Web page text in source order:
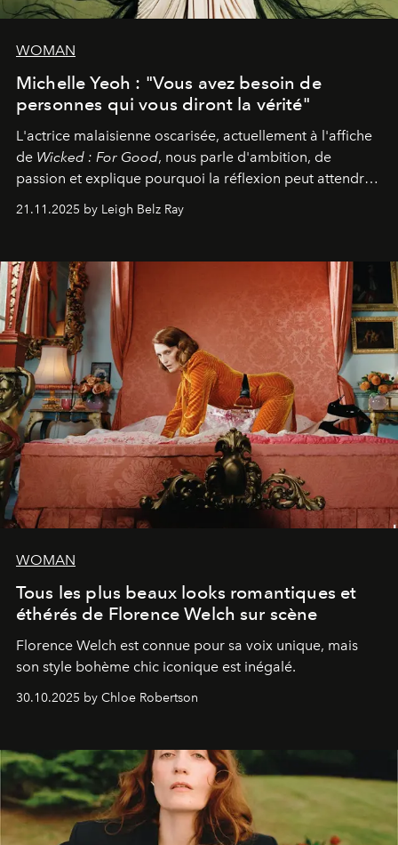
WOMAN
Michelle Yeoh : "Vous avez besoin de
personnes qui vous diront la vérité"
L'actrice malaisienne oscarisée, actuellement à l'affiche
de Wicked : For Good, nous parle d'ambition, de
passion et explique pourquoi la réflexion peut attendre.
Elle avoue :
"C'est libérateur d'interpréter un
personnage qui dit : 'C'est mon désir, mon ambition, ma
21.11.2025 by Leigh Belz Ray
WOMAN
Tous les plus beaux looks romantiques et
éthérés de Florence Welch sur scène
Florence Welch est connue pour sa voix unique, mais
son style bohème chic iconique est inégalé.
30.10.2025 by Chloe Robertson